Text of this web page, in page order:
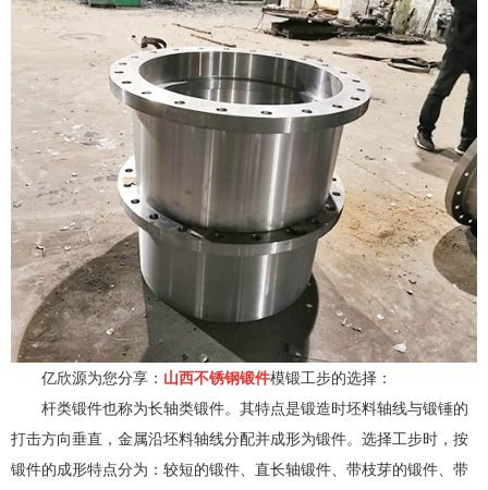
亿欣源为您分享： 山西不锈钢锻件模锻工步的选择：
杆类锻件也称为长轴类锻件。其特点是锻造时坯料轴线与锻锤的
打击方向垂直，金属沿坯料轴线分配并成形为锻件。选择工步时，按
锻件的成形特点分为：较短的锻件、直长轴锻件、带枝芽的锻件、带